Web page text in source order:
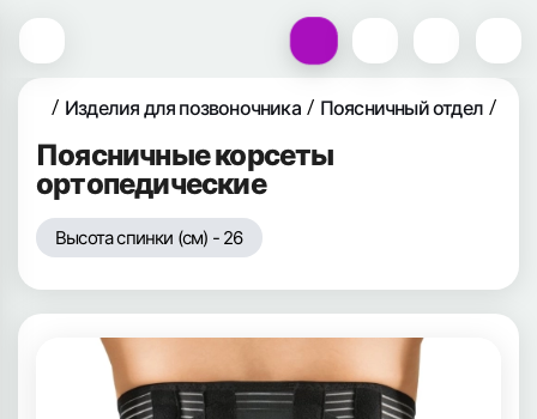
Изделия для позвоночника Поясничный отдел
Поясничные корсеты
ортопедические
Высота спинки (см) - 26